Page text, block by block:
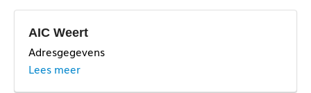
AIC Weert
Adresgegevens
Lees meer